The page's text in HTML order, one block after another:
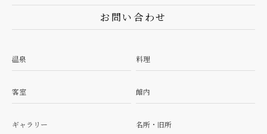
温泉 料理
客室 館内
ギャラリー 名所・旧所
お問い合わせ